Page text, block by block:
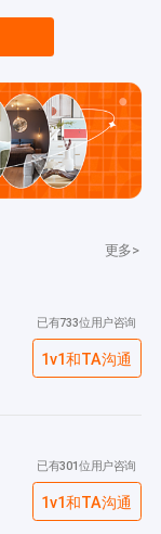
更多>
已有733位用户咨询
1v1和TA沟通
已有301位用户咨询
1v1和TA沟通